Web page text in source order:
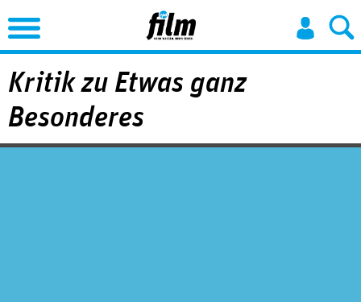
Jump to Navigation
Kritik zu Etwas ganz
Besonderes